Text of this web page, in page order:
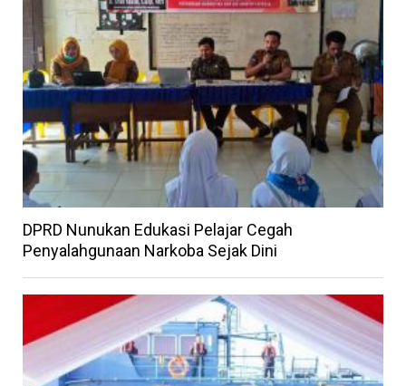
DPRD Nunukan Edukasi Pelajar Cegah
Penyalahgunaan Narkoba Sejak Dini